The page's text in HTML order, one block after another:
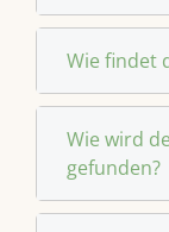
Wie findet
Wie wird
gefunden?